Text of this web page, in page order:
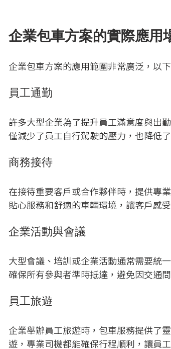
企業包車方案的實際應用
企業包車方案的應用範圍非常廣泛，以
員工通勤
許多大型企業為了提升員工滿意度與出
僅減少了員工自行駕駛的壓力，也降低
商務接待
在接待重要客戶或合作夥伴時，提供專
貼心服務和舒適的車輛環境，讓客戶感
企業活動與會議
大型會議、培訓或企業活動通常需要統
確保所有參與者準時抵達，避免因交通
員工旅遊
企業舉辦員工旅遊時，包車服務提供了
遊，專業司機都能確保行程順利，讓員